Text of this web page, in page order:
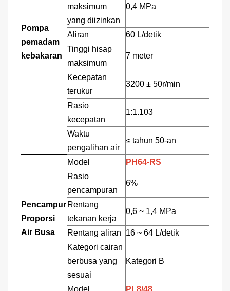
Pompa
pemadam
kebakaran
maksimum
yang diizinkan
0,4 MPa
Aliran
60 L/detik
Tinggi hisap
maksimum
7 meter
Kecepatan
terukur
3200 ± 50r/min
Rasio
kecepatan
1:1.103
Waktu
pengalihan air
≤ tahun 50-an
Pencampur
Proporsi
Air Busa
Model
PH64-RS
Rasio
pencampuran
6%
Rentang
tekanan kerja
0,6 ~ 1,4 MPa
Rentang aliran 16 ~ 64 L/detik
Kategori cairan
berbusa yang
sesuai
Kategori B